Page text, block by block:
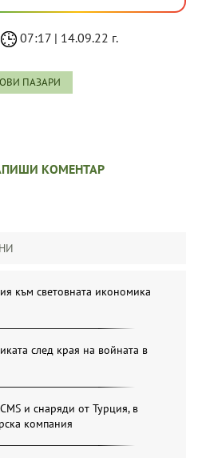
07:17 | 14.09.22 г.
ПАЗАРИ
КОМЕНТАР
към световната икономика
след края на войната в
и снаряди от Турция, в
компания